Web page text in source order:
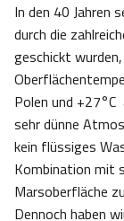
In den 40 Jahren
durch die
geschickt
Polen und
sehr dünne
kein flüssiges
Kombination mit
Marsoberfläche
Dennoch haben